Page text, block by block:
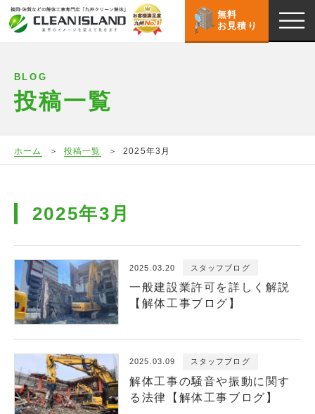
無料
お見積り
BLOG
投稿一覧
ホーム 投稿一覧 2025年3月
2025年3月
2025.03.20 スタッフブログ
一般建設業許可を詳しく解説
【解体工事ブログ】
2025.03.09 スタッフブログ
解体工事の騒音や振動に関す
る法律【解体工事ブログ】